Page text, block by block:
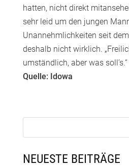
hatten, nicht direkt
sehr leid um den jungen
Unannehmlichkeiten seit
deshalb nicht wirklich.
umständlich, aber was soll’s.“
Quelle: Idowa
NEUESTE BEITRÄGE